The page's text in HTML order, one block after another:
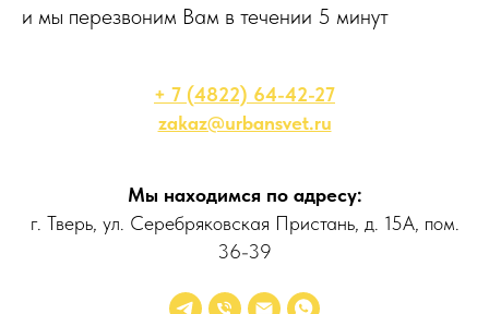
и мы перезвоним Вам в течении 5 минут
+ 7 (4822) 64-42-27
zakaz@urbansvet.ru
Мы находимся по адресу:
г. Тверь, ул. Серебряковская Пристань, д. 15А, пом.
36-39